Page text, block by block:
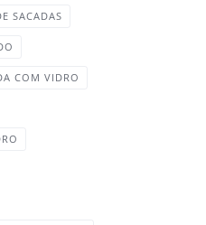
SACADAS
COM VIDRO